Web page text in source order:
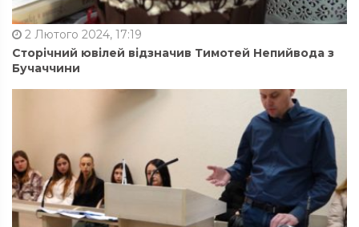
2 Лютого 2024, 17:19
Сторічний ювілей відзначив Тимотей Непийвода з
Бучаччини